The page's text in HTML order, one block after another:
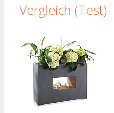
Vergleich (Test)